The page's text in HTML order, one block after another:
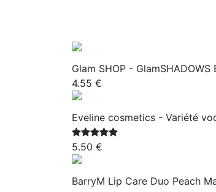
Glam SHOP -
4.55 €
Eveline cosmetics - Variété
5.50 €
BarryM Lip Care Duo Peach